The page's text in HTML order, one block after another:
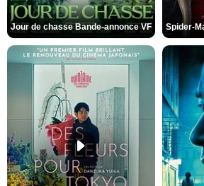
Jour de chasse Bande-annonce VF